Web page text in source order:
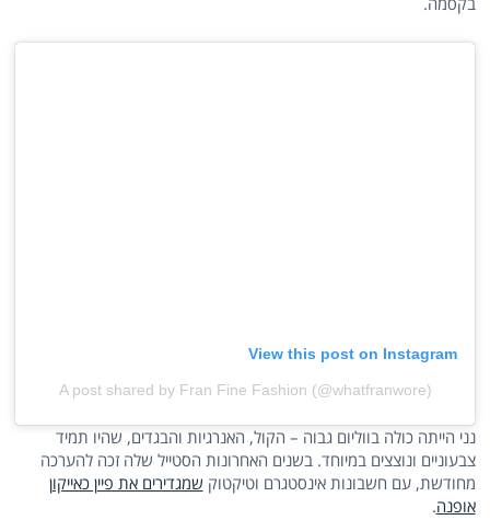
View this post on Instagram
A post shared by Fran Fine Fashion (@whatfranwore)
נני הייתה כולה בווליום גבוה – הקול, האנרגיות והבגדים, שהיו תמיד
צבעוניים ונוצצים במיוחד. בשנים האחרונות הסטייל שלה זכה להערכה
מחודשת, עם חשבונות אינסטגרם וטיקטוק שמגדירים את פיין כאייקון
אופנה.